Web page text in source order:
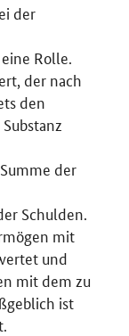
der
Rolle.
der nach
den
der
Schulden.
mit
und
mit dem zu
ist